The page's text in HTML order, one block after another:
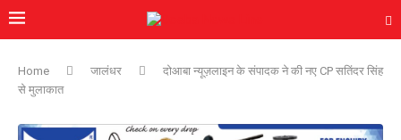
Home जालंधर
दोआबा न्यूज़लाइन के संपादक ने की नए CP सतिंदर सिंह
से मुलाकात